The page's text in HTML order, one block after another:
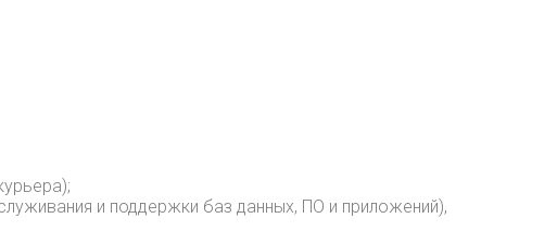
и поддержки баз данных, ПО и приложений),